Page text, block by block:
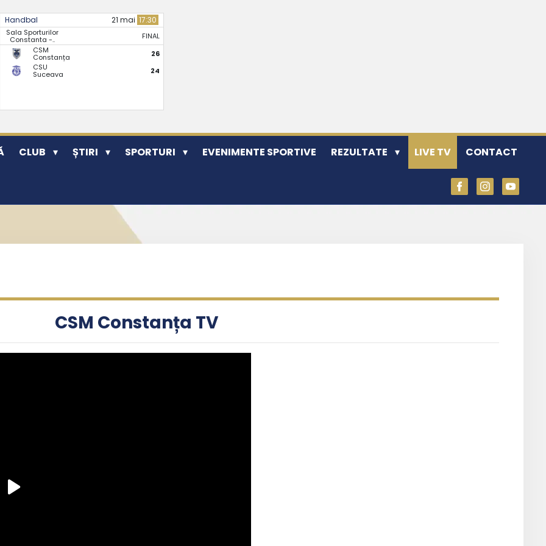
Handbal 21 mai 17:30
Sala Sporturilor
Constanta -..
FINAL
CSM
Constanța
26
CSU
Suceava 24
CLUB ȘTIRI SPORTURI EVENIMENTE SPORTIVE REZULTATE LIVE TV CONTACT
CSM Constanța TV